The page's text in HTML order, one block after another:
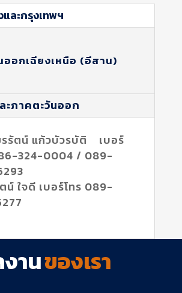
ละกรุงเทพฯ
ออกเฉียงเหนือ (อีสาน)
ะภาคตะวันออก
รัตน์ แก้วบัวรบัติ เบอร์
324-0004 / 089-
น์ ใจดี เบอร์โทร 089-
านของเรา